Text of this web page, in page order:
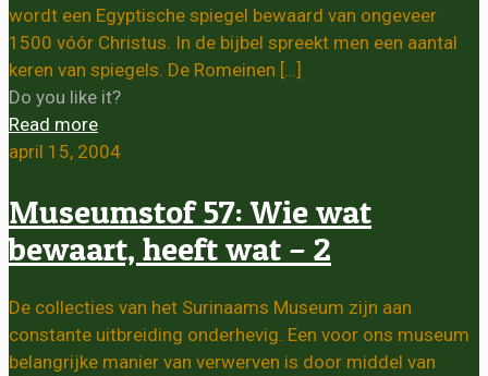
wordt een Egyptische spiegel bewaard van ongeveer
1500 vóór Christus. In de bijbel spreekt men een aantal
keren van spiegels. De Romeinen […]
Do you like it?
Read more
april 15, 2004
Museumstof 57: Wie wat
bewaart, heeft wat – 2
De collecties van het Surinaams Museum zijn aan
constante uitbreiding onderhevig. Een voor ons museum
belangrijke manier van verwerven is door middel van